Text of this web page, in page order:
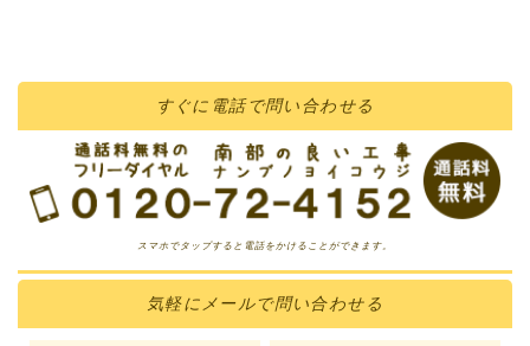
すぐに 電話で問い合わせる
スマホでタップすると電話をかけることができます。
気軽に メールで問い合わせる